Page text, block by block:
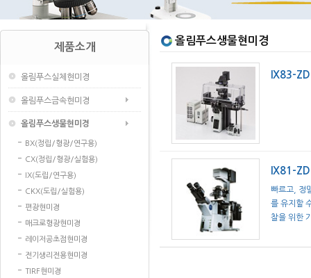
제품소개
올림푸스실체현미경
올림푸스금속현미경
올림푸스생물현미경
BX(정립/형광/연구용)
CX(정립/형광/실험용)
IX(도립/연구용)
CKX(도립/실험용)
편광현미경
매크로형광현미경
레이저공초점현미경
전기생리전용현미경
TIRF현미경
올림푸스생물현미경
IX83-
IX81-
빠르고, 정
를 유지할
찰을 위한